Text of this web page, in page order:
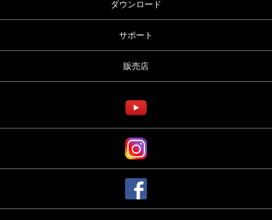
ダウンロード
サポート
販売店